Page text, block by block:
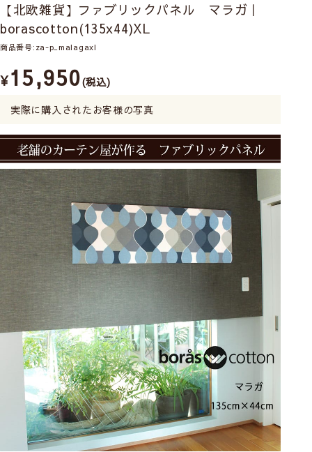
【北欧雑貨】ファブリックパネル マラガ｜
borascotton(135x44)XL
商品番号 za-p_malagaxl
¥15,950 税込
実際に購入されたお客様の写真